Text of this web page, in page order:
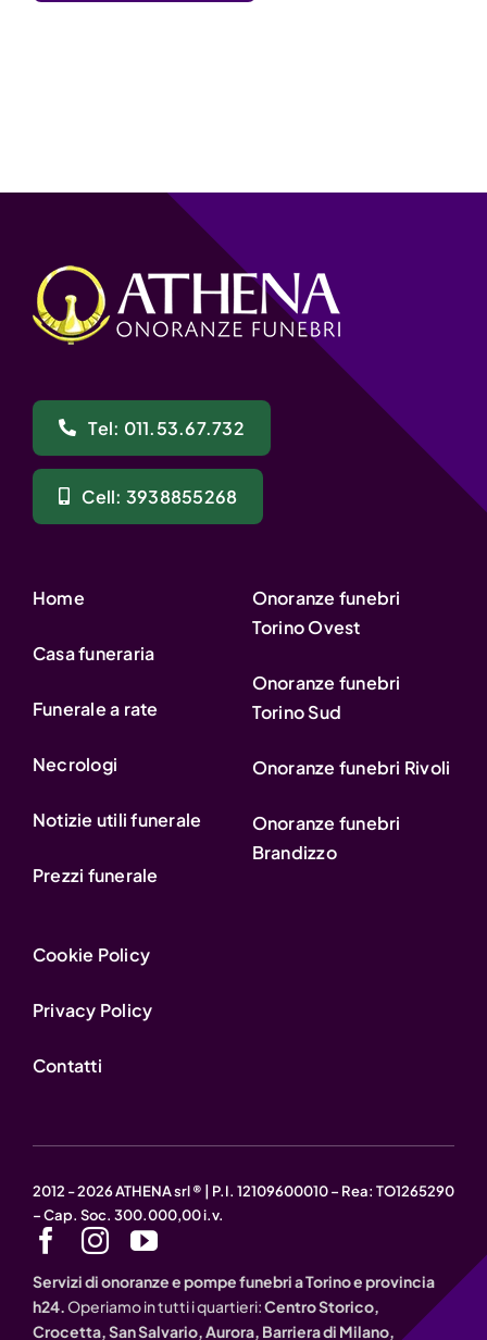
Tel: 011.53.67.732
Cell: 3938855268
Home
Casa funeraria
Funerale a rate
Necrologi
Notizie utili funerale
Prezzi funerale
Onoranze funebri
Torino Ovest
Onoranze funebri
Torino Sud
Onoranze funebri Rivoli
Onoranze funebri
Brandizzo
Cookie Policy
Privacy Policy
Contatti
2012 - 2026 ATHENA srl ® | P.I. 12109600010 – Rea: TO1265290
– Cap. Soc. 300.000,00 i.v.
Servizi di onoranze e pompe funebri a Torino e provincia
h24.Operiamo in tutti i quartieri:Centro Storico,
Crocetta, San Salvario, Aurora, Barriera di Milano,